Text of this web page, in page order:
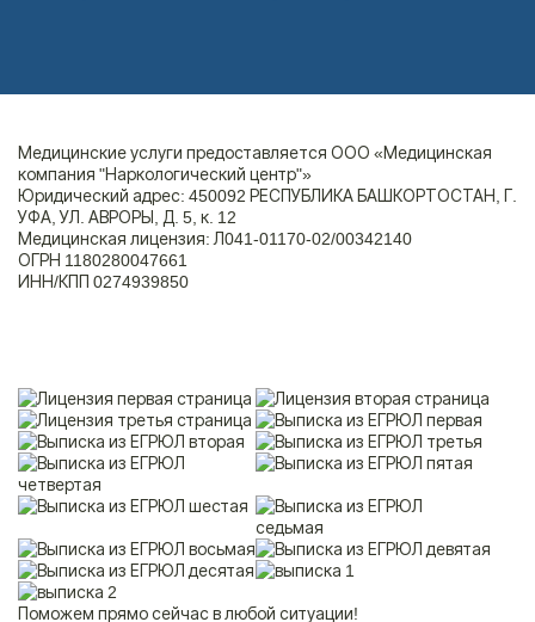
Контакты
8 800 200-48-16
Бесплатно по РФ
ООО «Медицинская компания «Наркологический центр»
г. Алчевск, улица Чапаева, 158
Электронная почта:info@mk-narkolog-centr
Медицинские услуги предоставляется ООО «Медицинская
компания "Наркологический центр"»
Юридический адрес: 450092 РЕСПУБЛИКА БАШКОРТОСТАН, Г.
УФА, УЛ. АВРОРЫ, Д. 5, к. 12
Медицинская лицензия: Л041-01170-02/00342140
ОГРН 1180280047661
ИНН/КПП 0274939850
Поможем прямо сейчас в любой ситуации!